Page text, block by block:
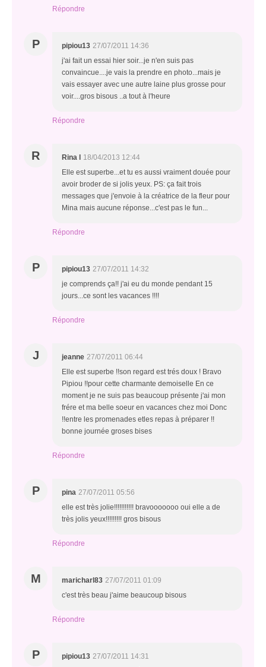
Répondre
P pipiou13 27/07/2011 14:36
j'ai fait un essai hier soir...je n'en suis pas
convaincue....je vais la prendre en photo...mais je
vais essayer avec une autre laine plus grosse pour
voir....gros bisous ..a tout à l'heure
Répondre
R Rina l
18/04/2013 12:44
Elle est superbe...et tu es aussi vraiment douée pour
avoir broder de si jolis yeux. PS: ça fait trois
messages que j'envoie à la créatrice de la fleur pour
Mina mais aucune réponse...c'est pas le fun...
Répondre
P pipiou13 27/07/2011 14:32
je comprends ça!! j'ai eu du monde pendant 15
jours...ce sont les vacances !!!!
Répondre
J jeanne 27/07/2011 06:44
Elle est superbe !!son regard est trés doux ! Bravo
Pipiou !!pour cette charmante demoiselle En ce
moment je ne suis pas beaucoup présente j'ai mon
frére et ma belle soeur en vacances chez moi Donc
!!entre les promenades etles repas à préparer !!
bonne journée groses bises
Répondre
P pina 27/07/2011 05:56
elle est très jolie!!!!!!!!!!! bravooooooo oui elle a de
très jolis yeux!!!!!!!!! gros bisous
Répondre
M maricharl83 27/07/2011 01:09
c'est très beau j'aime beaucoup bisous
Répondre
P pipiou13 27/07/2011 14:31